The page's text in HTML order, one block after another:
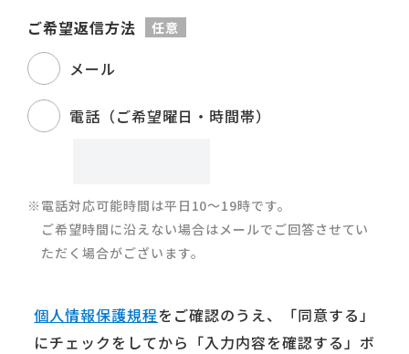
ご希望返信方法 任意
メール
電話（ご希望曜日・時間帯）
※電話対応可能時間は平日10～19時です。
ご希望時間に沿えない場合はメールでご回答させてい
ただく場合がございます。
個人情報保護規程をご確認のうえ、
「同意する」
にチェックをしてから「入力内容を確認する」ボ